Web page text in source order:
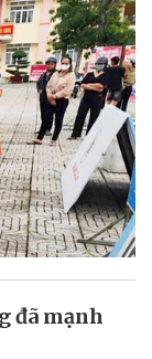
đã mạnh